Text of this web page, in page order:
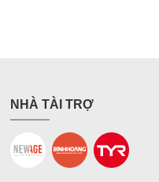
NHÀ TÀI TRỢ